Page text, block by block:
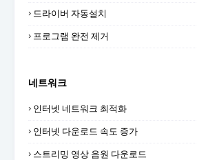
드라이버 자동설치
프로그램 완전 제거
네트워크
인터넷 네트워크 최적화
인터넷 다운로드 속도 증가
스트리밍 영상 음원 다운로드